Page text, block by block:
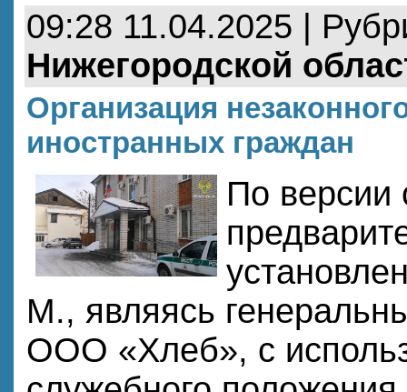
09:28 11.04.2025 |
Нижегородской
Организация
иностранных граждан
По версии
М., являясь
ООО «Хлеб», с